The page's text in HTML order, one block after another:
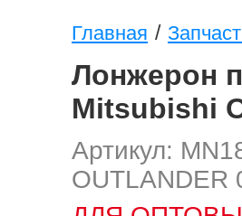
Главная /
Лонжерон
Mitsubishi
Артикул:
OUTLANDER